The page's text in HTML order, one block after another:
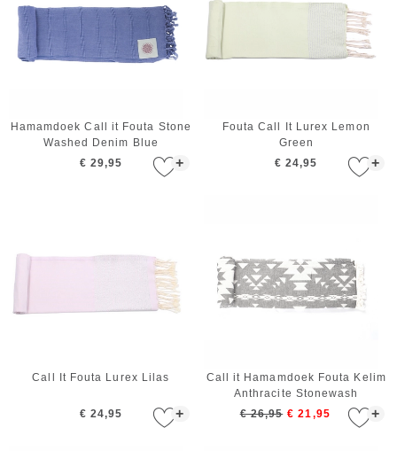
+
Hamamdoek Call it Fouta Stone
Washed Denim Blue
€ 29,95
+
Fouta Call It Lurex Lemon
Green
€ 24,95
+
Call It Fouta Lurex Lilas
€ 24,95 +
Call it Hamamdoek Fouta Kelim
Anthracite Stonewash
€ 26,95 € 21,95